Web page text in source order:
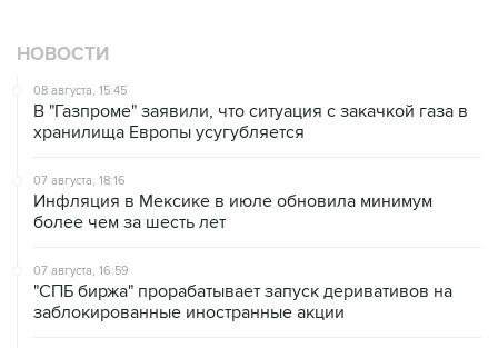
НОВОСТИ
08 августа, 15:45
В "Газпроме" заявили, что ситуация с закачкой газа в
хранилища Европы усугубляется
07 августа, 18:16
Инфляция в Мексике в июле обновила минимум
более чем за шесть лет
07 августа, 16:59
"СПБ биржа" прорабатывает запуск деривативов на
заблокированные иностранные акции